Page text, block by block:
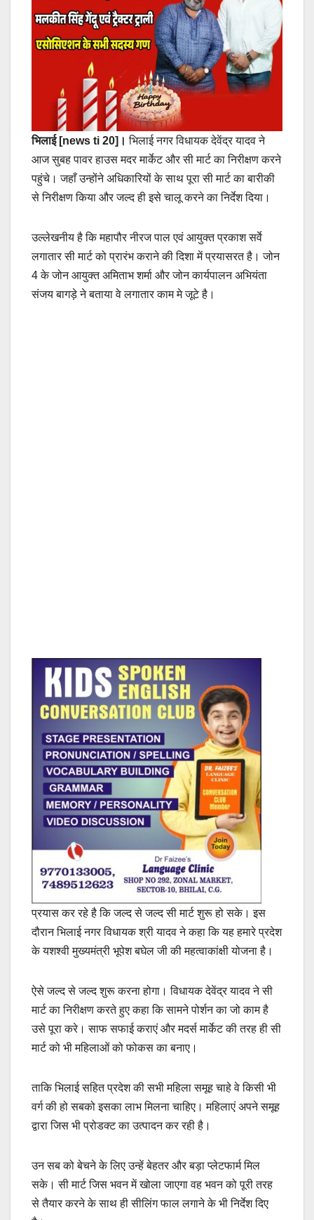
भिलाई [news ti 20]। भिलाई नगर विधायक देवेंद्र यादव ने
आज सुबह पावर हाउस मदर मार्केट और सी मार्ट का निरीक्षण करने
पहुंचे। जहाँ उन्होंने अधिकारियों के साथ पूरा सी मार्ट का बारीकी
से निरीक्षण किया और जल्द ही इसे चालू करने का निर्देश दिया।
उल्लेखनीय है कि महापौर नीरज पाल एवं आयुक्त प्रकाश सर्वे
लगातार सी मार्ट को प्रारंभ कराने की दिशा में प्रयासरत है। जोन
4 के जोन आयुक्त अमिताभ शर्मा और जोन कार्यपालन अभियंता
संजय बागड़े ने बताया वे लगातार काम मे जूटे है।
प्रयास कर रहे है कि जल्द से जल्द सी मार्ट शुरू हो सके। इस
दौरान भिलाई नगर विधायक श्री यादव ने कहा कि यह हमारे प्रदेश
के यशश्वी मुख्यमंत्री भूपेश बघेल जी की महत्वाकांक्षी योजना है।
ऐसे जल्द से जल्द शुरू करना होगा। विधायक देवेंद्र यादव ने सी
मार्ट का निरीक्षण करते हुए कहा कि सामने पोर्शन का जो काम है
उसे पूरा करे। साफ सफाई कराएं और मदर्स मार्केट की तरह ही सी
मार्ट को भी महिलाओं को फोकस का बनाए।
ताकि भिलाई सहित प्रदेश की सभी महिला समूह चाहे वे किसी भी
वर्ग की हो सबको इसका लाभ मिलना चाहिए। महिलाएं अपने समूह
द्वारा जिस भी प्रोडक्ट का उत्पादन कर रही है।
उन सब को बेचने के लिए उन्हें बेहतर और बड़ा प्लेटफार्म मिल
सके। सी मार्ट जिस भवन में खोला जाएगा वह भवन को पूरी तरह
से तैयार करने के साथ ही सीलिंग फाल लगाने के भी निर्देश दिए